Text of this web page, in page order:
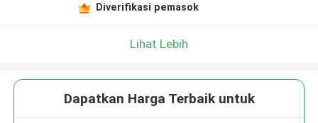
Diverifikasi pemasok
Lihat Lebih
Dapatkan Harga Terbaik untuk